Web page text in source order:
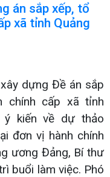
án sắp xếp, tổ
xã tỉnh Quảng
dựng Đề án sắp
chính cấp xã tỉnh
kiến về dự thảo
đơn vị hành chính
ương Đảng, Bí thư
buổi làm việc. Phó